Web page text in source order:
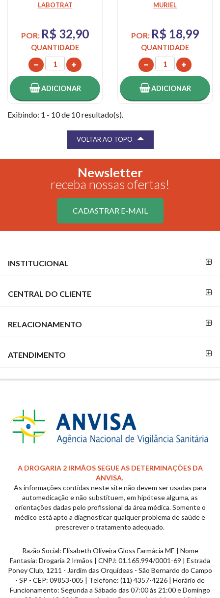
LABOTRAT
POR: R$ 32,90
QUANTIDADE
ADICIONAR
250ML
MURIEL
POR: R$ 18,99
QUANTIDADE
ADICIONAR
Exibindo: 1 - 10 de 10 resultado(s).
VOLTAR AO TOPO
Newsletter
receba nossas ofertas!
CADASTRAR E-MAIL
DE
SEGURANÇA
CREDIBILIDADE
REDES
PAGAMENTO
INSTITUCIONAL
CENTRAL DO CLIENTE
RELACIONAMENTO
ATENDIMENTO
A DROGARIA 2 IRMÃOS SEGUE AS DETERMINAÇÕES DA
ANVISA.
As informações contidas neste site não devem ser usadas para
automedicação e não substituem, em hipótese alguma, as
orientações dadas pelo profissional da área médica. Somente o
médico está apto a diagnosticar qualquer problema de saúde e
prescrever o tratamento adequado.
Razão Social: Elisabeth Oliveira Gloss Farmácia ME | Nome
Fantasia: Drogaria 2 Irmãos | CNPJ: 01.165.994/0001-69 | Estrada
Poney Club, 1211 - Jardim das Orquídeas - São Bernardo do Campo
- SP - CEP: 09853-005 | Telefone: (11) 4357-4226 | Horário de
Funcionamento: Segunda a Sábado das 07:00 às 21:00 e Domingo